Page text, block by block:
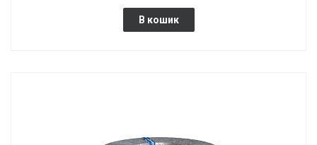
В кошик